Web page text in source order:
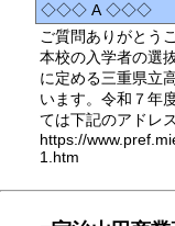
◇◇◇ A ◇◇◇
ご質問ありがとう
本校の入学者の選
に定める三重県立
います。令和７年
ては下記のアドレ
https://
1.htm